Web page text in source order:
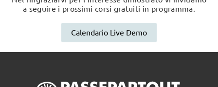
a seguire i prossimi corsi gratuiti in programma.
Calendario Live Demo